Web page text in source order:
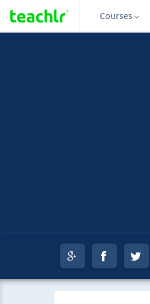
Courses